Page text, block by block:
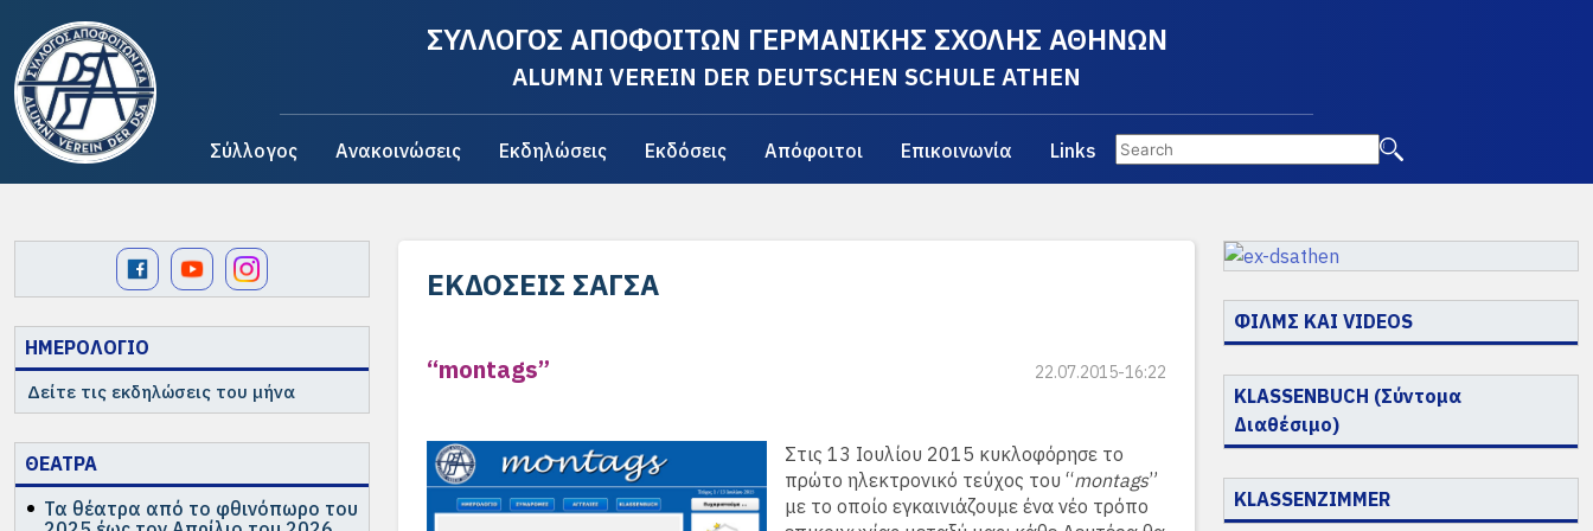
ΣΥΛΛΟΓΟΣ ΑΠΟΦΟΙΤΩΝ ΓΕΡΜΑΝΙΚΗΣ ΣΧΟΛΗΣ ΑΘΗΝΩΝ
ALUMNI VEREIN DER DEUTSCHEN SCHULE ATHEN
Σύλλογος Ανακοινώσεις Εκδηλώσεις Εκδόσεις Απόφοιτοι Επικοινωνία Links
ΗΜΕΡΟΛΟΓΙΟ
Δείτε τις εκδηλώσεις του μήνα
ΘΕΑΤΡΑ
Τα θέατρα από το φθινόπωρο του
ΕΚΔΌΣΕΙΣ ΣΑΓΣΑ
“montags” 22.07.2015-16:22
Στις 13 Ιουλίου 2015 κυκλοφόρησε το
πρώτο ηλεκτρονικό τεύχος του “montags”
με το οποίο εγκαινιάζουμε ένα νέο τρόπο
ΦΙΛΜΣ ΚΑΙ VIDEOS
KLASSENBUCH (Σύντομα
Διαθέσιμο)
KLASSENZIMMER